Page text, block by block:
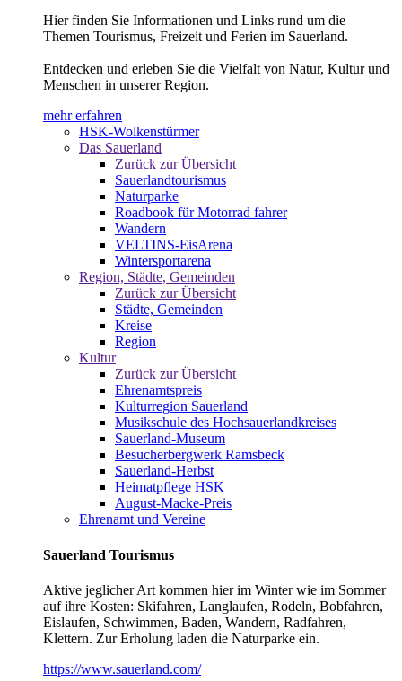
Hier finden Sie Informationen und Links rund um die
Themen Tourismus, Freizeit und Ferien im Sauerland.
Entdecken und erleben Sie die Vielfalt von Natur, Kultur und
Menschen in unserer Region.
mehr erfahren
HSK-Wolkenstürmer
Das Sauerland
Zurück zur Übersicht
Sauerlandtourismus
Naturparke
Roadbook für Motorrad fahrer
Wandern
VELTINS-EisArena
Wintersportarena
Region, Städte, Gemeinden
Zurück zur Übersicht
Städte, Gemeinden
Kreise
Region
Kultur
Zurück zur Übersicht
Ehrenamtspreis
Kulturregion Sauerland
Musikschule des Hochsauerlandkreises
Sauerland-Museum
Besucherbergwerk Ramsbeck
Sauerland-Herbst
Heimatpflege HSK
August-Macke-Preis
Ehrenamt und Vereine
Sauerland Tourismus
Aktive jeglicher Art kommen hier im Winter wie im Sommer
auf ihre Kosten: Skifahren, Langlaufen, Rodeln, Bobfahren,
Eislaufen, Schwimmen, Baden, Wandern, Radfahren,
Klettern. Zur Erholung laden die Naturparke ein.
https://www.sauerland.com/